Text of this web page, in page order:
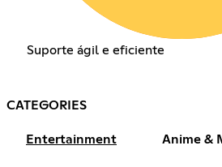
Suporte ágil e eficiente
CATEGORIES
Entertainment Anime &